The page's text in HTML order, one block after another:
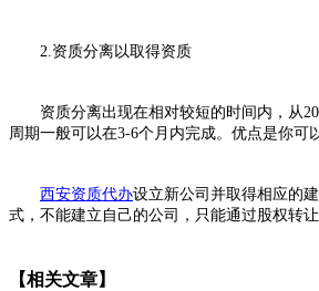
2.资质分离以取得资质
资质分离出现在相对较短的时间内，从
周期一般可以在3-6个月内完成。优点是你
西安资质代办设立新公司并取得相应的
式，不能建立自己的公司，只能通过股权转
【相关文章】